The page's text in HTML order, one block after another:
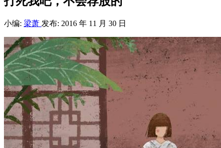
小编: 梁萧 发布: 2016 年 11 月 30 日